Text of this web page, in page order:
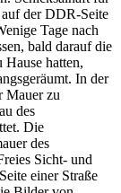
der DDR-Seite
Tage nach
bald darauf die
hatten,
In der
Mauer zu
des
Die
des
Sicht- und
einer Straße